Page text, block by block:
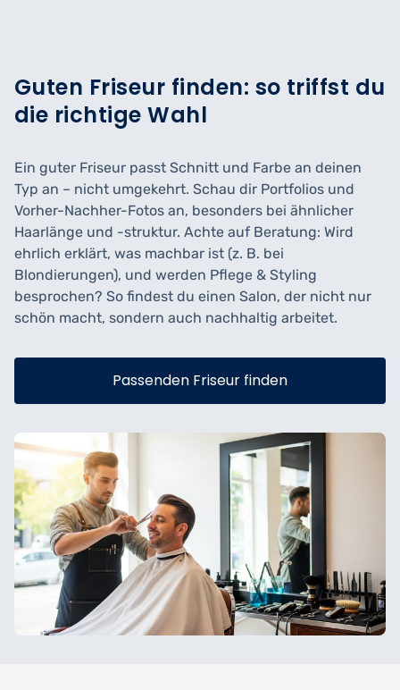
Guten Friseur finden: so triffst du
die richtige Wahl
Ein guter Friseur passt Schnitt und Farbe an deinen
Typ an – nicht umgekehrt. Schau dir Portfolios und
Vorher-Nachher-Fotos an, besonders bei ähnlicher
Haarlänge und -struktur. Achte auf Beratung: Wird
ehrlich erklärt, was machbar ist (z. B. bei
Blondierungen), und werden Pflege & Styling
besprochen? So findest du einen Salon, der nicht nur
schön macht, sondern auch nachhaltig arbeitet.
Passenden Friseur finden